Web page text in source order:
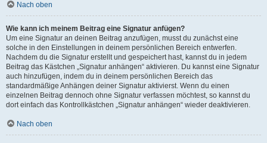
Nach oben
Wie kann ich meinem Beitrag eine Signatur anfügen?
Um eine Signatur an deinen Beitrag anzufügen, musst du zunächst eine
solche in den Einstellungen in deinem persönlichen Bereich entwerfen.
Nachdem du die Signatur erstellt und gespeichert hast, kannst du in jedem
Beitrag das Kästchen „Signatur anhängen“ aktivieren. Du kannst eine Signatur
auch hinzufügen, indem du in deinem persönlichen Bereich das
standardmäßige Anhängen deiner Signatur aktivierst. Wenn du einen
einzelnen Beitrag dennoch ohne Signatur verfassen möchtest, so kannst du
dort einfach das Kontrollkästchen „Signatur anhängen“ wieder deaktivieren.
Nach oben